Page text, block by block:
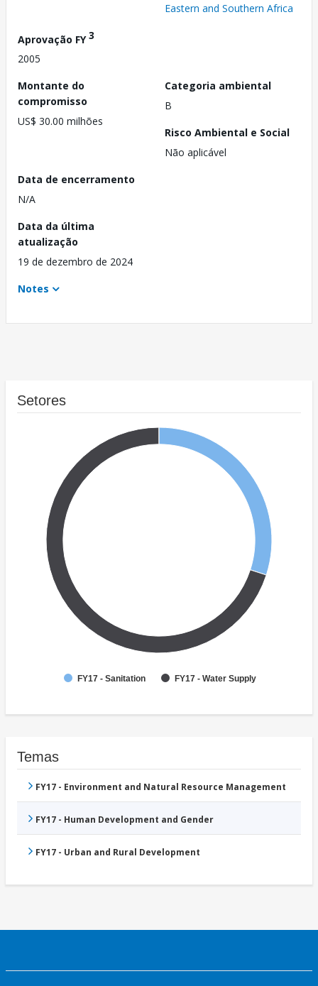
Eastern and Southern Africa
Aprovação FY3
2005
Montante do
compromisso
US$ 30.00 milhões
Categoria ambiental
B
Risco Ambiental e Social
Não aplicável
Data de encerramento
N/A
Data da última
atualização
19 de dezembro de 2024
Notes
Setores
FY17 - Sanitation FY17 - Water Supply
Temas
FY17 - Environment and Natural Resource Management
FY17 - Human Development and Gender
FY17 - Urban and Rural Development